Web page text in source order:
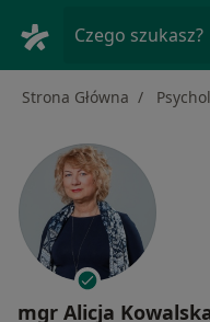
Czego szukasz?
Strona Główna
mgr Alicja